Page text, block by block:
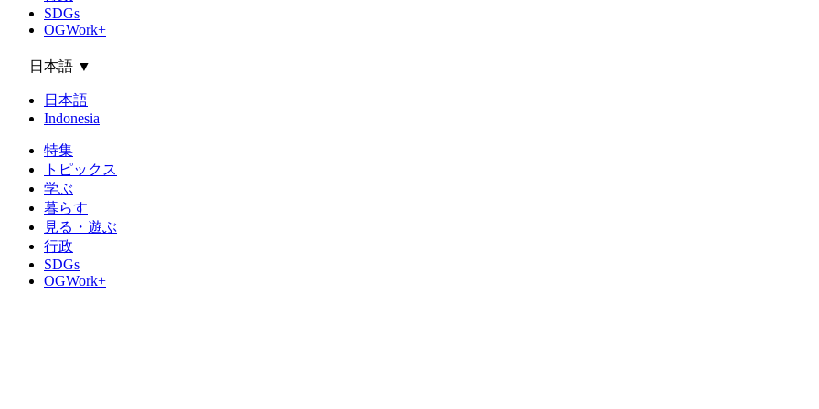
SDGs
OGWork+
日本語 ▼
日本語
Indonesia
特集
トピックス
学ぶ
暮らす
見る・遊ぶ
行政
SDGs
OGWork+